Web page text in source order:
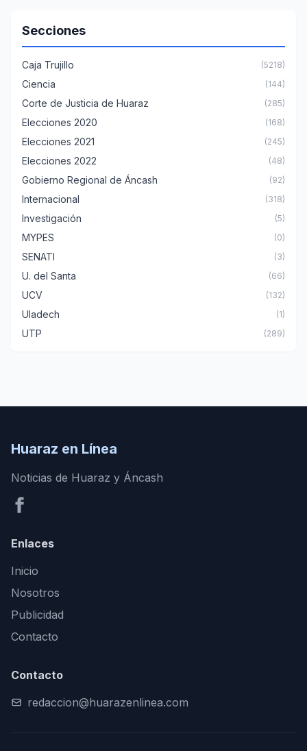
Secciones
Caja Trujillo (5218)
Ciencia (144)
Corte de Justicia de Huaraz (285)
Elecciones 2020 (168)
Elecciones 2021 (245)
Elecciones 2022 (48)
Gobierno Regional de Áncash (92)
Internacional (318)
Investigación (5)
MYPES (0)
SENATI (3)
U. del Santa (66)
UCV (132)
Uladech (1)
UTP (289)
Huaraz en Línea
Noticias de Huaraz y Áncash
Enlaces
Inicio
Nosotros
Publicidad
Contacto
Contacto
redaccion@huarazenlinea.com